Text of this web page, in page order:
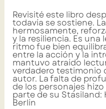
Revisité este libro
todavía se sostiene.
hermosamente,
y la resiliencia. Es una
ritmo fue bien
entre la acción y la
mantuvo atraído
verdadero testimonio
autor. La falta de
de los personajes
parte de su Stasiland:
Berlín